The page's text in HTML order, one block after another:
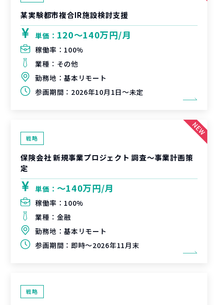
某実験都市複合IR施設検討支援
単価： 120〜140万円/月
稼働率： 100%
業種： その他
勤務地：基本リモート
参画期間： 2026年10月1日～未定
戦略
保険会社 新規事業プロジェクト 調査〜事業計画策
定
単価： 〜140万円/月
稼働率： 100%
業種： 金融
勤務地：基本リモート
参画期間： 即時～2026年11月末
戦略